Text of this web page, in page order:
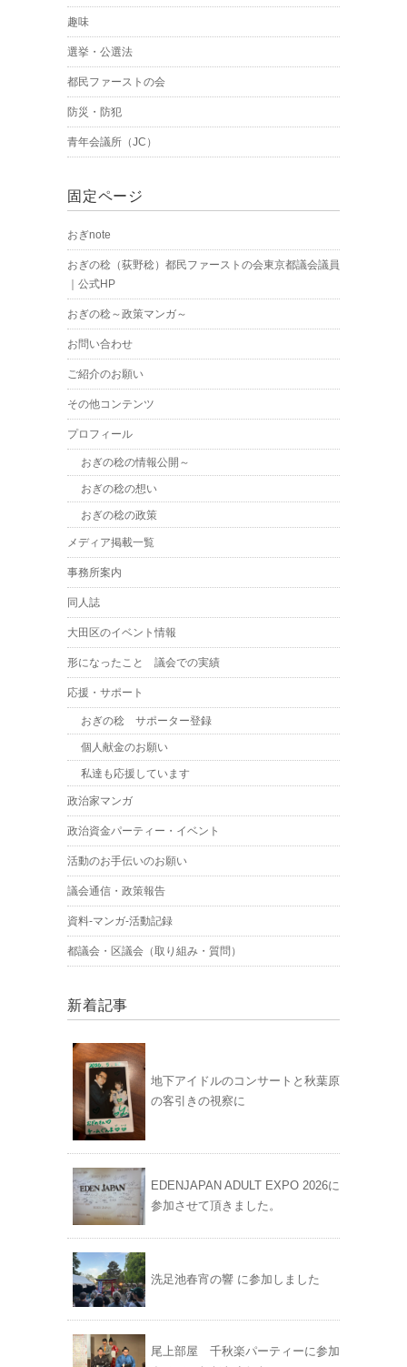
趣味
選挙・公選法
都民ファーストの会
防災・防犯
青年会議所（JC）
固定ページ
おぎnote
おぎの稔（荻野稔）都民ファーストの会東京都議会議員
｜公式HP
おぎの稔～政策マンガ～
お問い合わせ
ご紹介のお願い
その他コンテンツ
プロフィール
おぎの稔の情報公開～
おぎの稔の想い
おぎの稔の政策
メディア掲載一覧
事務所案内
同人誌
大田区のイベント情報
形になったこと 議会での実績
応援・サポート
おぎの稔 サポーター登録
個人献金のお願い
私達も応援しています
政治家マンガ
政治資金パーティー・イベント
活動のお手伝いのお願い
議会通信・政策報告
資料-マンガ-活動記録
都議会・区議会（取り組み・質問）
新着記事
地下アイドルのコンサートと秋葉原
の客引きの視察に
EDENJAPAN ADULT EXPO 2026に
参加させて頂きました。
洗足池春宵の響 に参加しました
尾上部屋 千秋楽パーティーに参加